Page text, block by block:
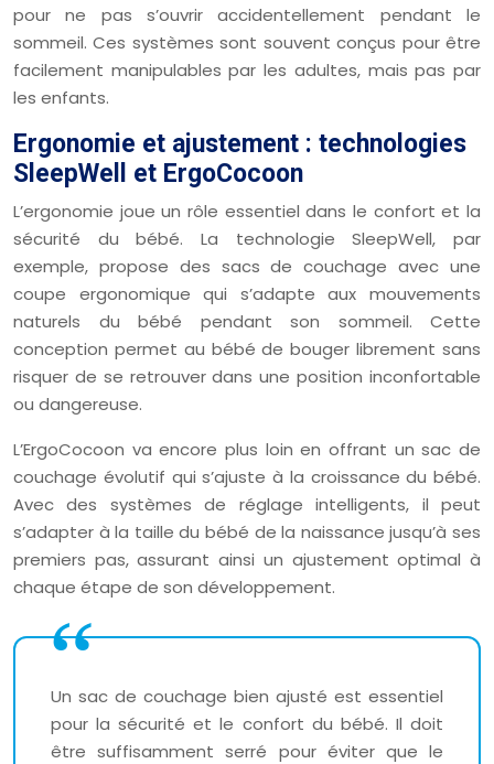
pour ne pas s’ouvrir accidentellement pendant le
sommeil. Ces systèmes sont souvent conçus pour être
facilement manipulables par les adultes, mais pas par
les enfants.
Ergonomie et ajustement : technologies
SleepWell et ErgoCocoon
L’ergonomie joue un rôle essentiel dans le confort et la
sécurité du bébé. La technologie SleepWell, par
exemple, propose des sacs de couchage avec une
coupe ergonomique qui s’adapte aux mouvements
naturels du bébé pendant son sommeil. Cette
conception permet au bébé de bouger librement sans
risquer de se retrouver dans une position inconfortable
ou dangereuse.
L’ErgoCocoon va encore plus loin en offrant un sac de
couchage évolutif qui s’ajuste à la croissance du bébé.
Avec des systèmes de réglage intelligents, il peut
s’adapter à la taille du bébé de la naissance jusqu’à ses
premiers pas, assurant ainsi un ajustement optimal à
chaque étape de son développement.
Un sac de couchage bien ajusté est essentiel
pour la sécurité et le confort du bébé. Il doit
être suffisamment serré pour éviter que le